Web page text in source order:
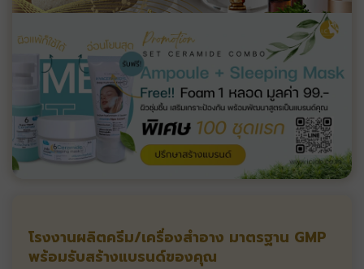
โรงงานผลิตครีม/เครื่องสำอาง มาตรฐาน GMP
พร้อมรับสร้างแบรนด์ของคุณ